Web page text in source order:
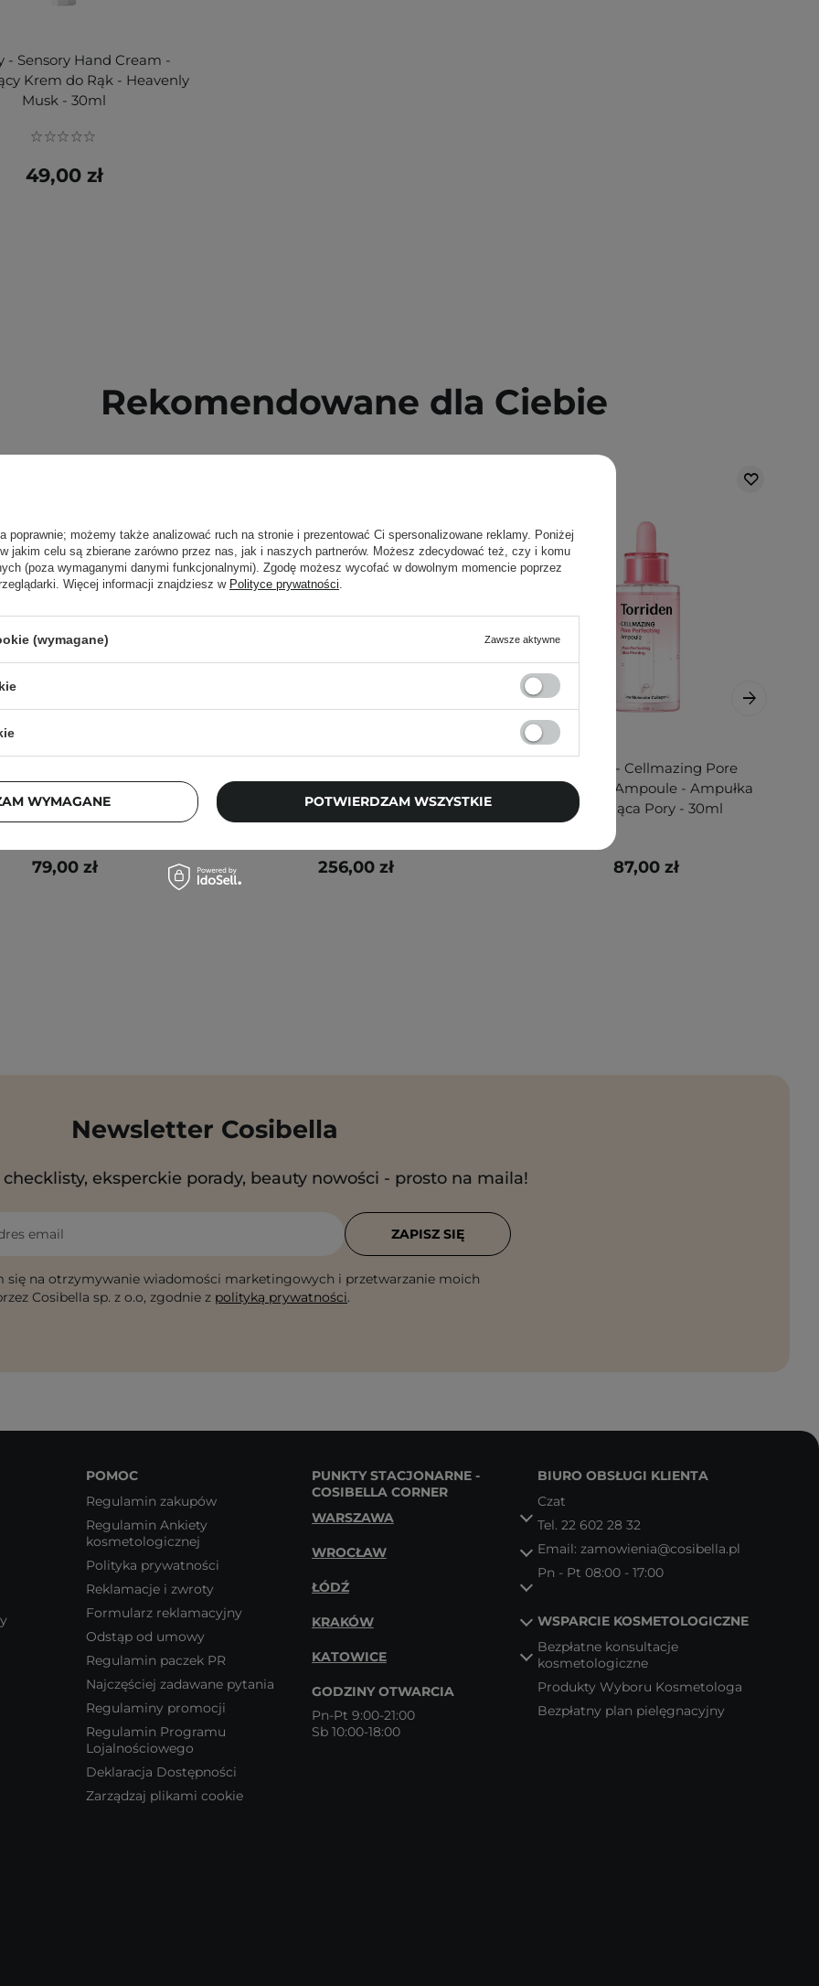
- Sensory Hand Cream -
Krem do Rąk - Heavenly
Musk - 30ml
49,00 zł
Rekomendowane dla Ciebie
Nawilżająca Emulsja do
Twarzy - 200g
79,00 zł
Przeciwstarzeniowe - 30ml
256,00 zł
Torriden - Cellmazing Pore
Perfecting Ampoule - Ampułka
Zwężająca Pory - 30ml
87,00 zł
Newsletter Cosibella
eksperckie porady, beauty nowości - prosto na maila!
email
się na otrzymywanie wiadomości marketingowych i przetwarzanie moich
Cosibella sp. z o.o, zgodnie z polityką prywatności.
ZAPISZ SIĘ
POMOC
Regulamin zakupów
Regulamin Ankiety
kosmetologicznej
Polityka prywatności
Reklamacje i zwroty
Formularz reklamacyjny
Odstąp od umowy
Regulamin paczek PR
Najczęściej zadawane pytania
Regulaminy promocji
Regulamin Programu
Lojalnościowego
Deklaracja Dostępności
Zarządzaj plikami cookie
PUNKTY STACJONARNE -
COSIBELLA CORNER
WARSZAWA
WROCŁAW
ŁÓDŹ
KRAKÓW
KATOWICE
GODZINY OTWARCIA
Pn-Pt 9:00-21:00
Sb 10:00-18:00
BIURO OBSŁUGI KLIENTA
Czat
Tel. 22 602 28 32
Email: zamowienia@cosibella.pl
Pn - Pt 08:00 - 17:00
WSPARCIE KOSMETOLOGICZNE
Bezpłatne konsultacje
kosmetologiczne
Produkty Wyboru Kosmetologa
Bezpłatny plan pielęgnacyjny
poprawnie; możemy także analizować ruch na stronie i prezentować Ci spersonalizowane reklamy. Poniżej
jakim celu są zbierane zarówno przez nas, jak i naszych partnerów. Możesz zdecydować też, czy i komu
(poza wymaganymi danymi funkcjonalnymi). Zgodę możesz wycofać w dowolnym momencie poprzez
Więcej informacji znajdziesz w Polityce prywatności
(wymagane) Zawsze aktywne
WYMAGANE POTWIERDZAM WSZYSTKIE